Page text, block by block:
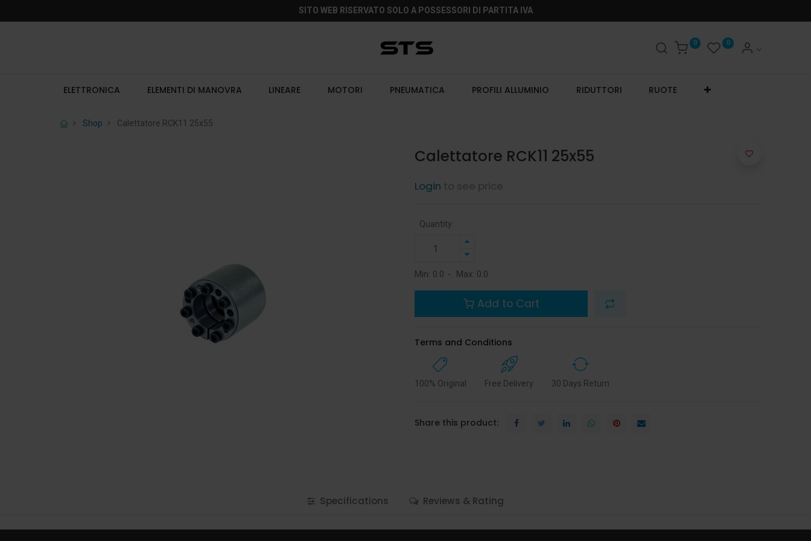
SITO WEB RISERVATO SOLO A POSSESSORI DI PARTITA IVA
0 0
ELETTRONICA ELEMENTI DI MANOVRA LINEARE MOTORI PNEUMATICA PROFILI ALLUMINIO RIDUTTORI RUOTE
Shop Calettatore RCK11 25x55
Calettatore RCK11 25x55
Login to see price
Quantity:
Min: 0.0 - Max: 0.0
Add to Cart
Terms and Conditions
100% Original Free Delivery 30 Days Return
Share this product:
Specifications Reviews & Rating